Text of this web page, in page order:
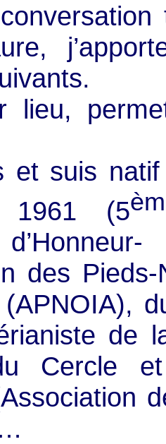
lieu,
et suis
1961 (5
des
de
Cercle et